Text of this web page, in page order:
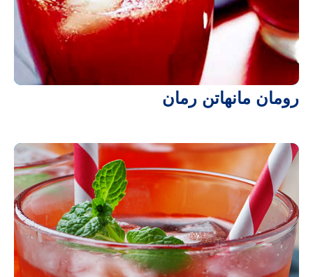
رومان مانهاتن رمان